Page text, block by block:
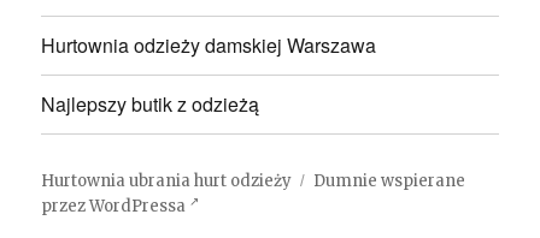
Hurtownia odzieży damskiej Warszawa
Najlepszy butik z odzieżą
Hurtownia ubrania hurt odzieży
Dumnie wspierane
przez WordPressa